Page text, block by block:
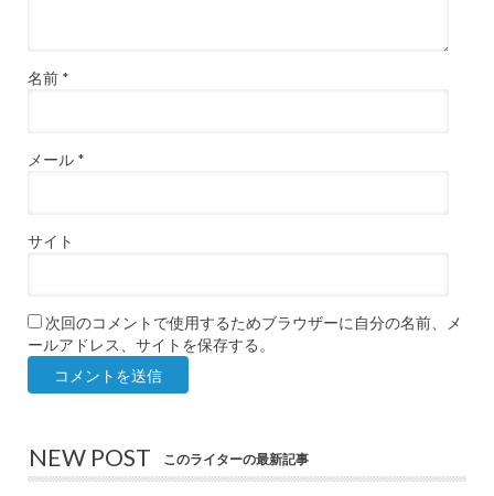
名前 *
メール *
サイト
次回のコメントで使用するためブラウザーに自分の名前、メ
ールアドレス、サイトを保存する。
NEW POST このライターの最新記事